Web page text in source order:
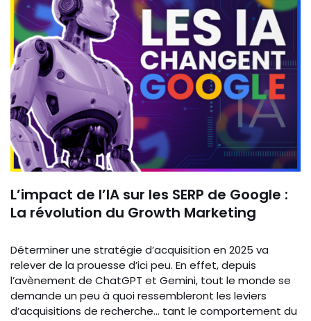
L’impact de l’IA sur les SERP de Google :
La révolution du Growth Marketing
Déterminer une stratégie d’acquisition en 2025 va
relever de la prouesse d’ici peu. En effet, depuis
l’avènement de ChatGPT et Gemini, tout le monde se
demande un peu à quoi ressembleront les leviers
d’acquisitions de recherche… tant le comportement du